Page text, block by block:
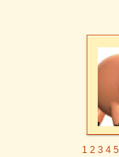
1 2 3 4 5